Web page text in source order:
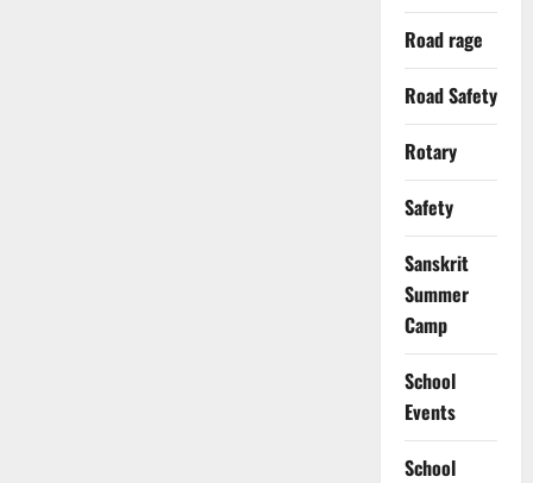
Road rage
Road Safety
Rotary
Safety
Sanskrit
Summer
Camp
School
Events
School